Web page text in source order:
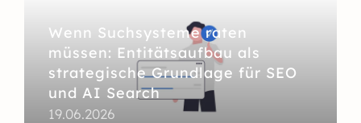
Wenn Suchsysteme raten
müssen: Entitätsaufbau als
strategische Grundlage für SEO
und AI Search
19.06.2026